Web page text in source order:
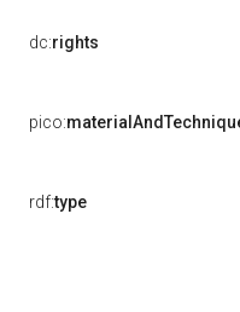
dc:rights
pico:
rdf:type